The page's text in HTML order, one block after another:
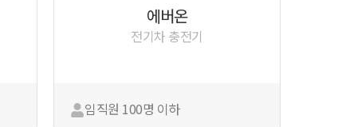
에버온
전기차 충전기
임직원 100명 이하